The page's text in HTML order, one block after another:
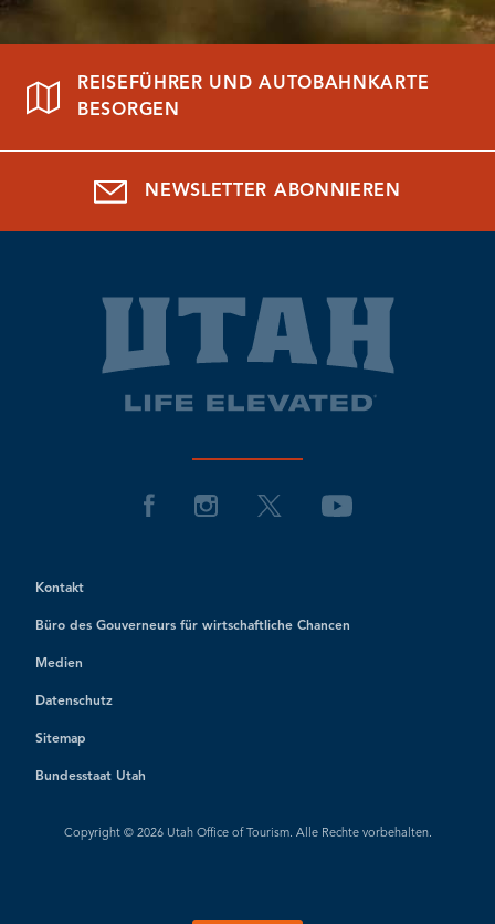
REISEFÜHRER UND AUTOBAHNKARTE
BESORGEN
NEWSLETTER ABONNIEREN
Kontakt
Büro des Gouverneurs für wirtschaftliche Chancen
Medien
Datenschutz
Sitemap
Bundesstaat Utah
Copyright © 2026 Utah Office of Tourism. Alle Rechte vorbehalten.